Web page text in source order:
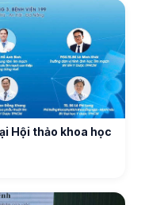
Hội thảo khoa học